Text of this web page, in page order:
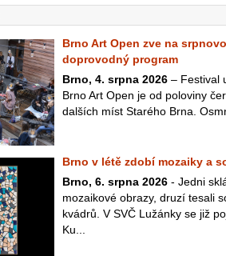
Brno Art Open zve na
doprovodný program
Brno, 4. srpna 2026 – Festival
Brno Art Open je od poloviny
dalších míst Starého Brna.
Brno v létě zdobí mozaiky a
Brno, 6. srpna 2026 - Jedni
mozaikové obrazy, druzí tesali
kvádrů. V SVČ Lužánky se již
Ku...